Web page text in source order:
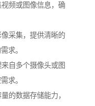
频或图像信息，确
采集，提供清晰的
求。
自多个摄像头或图
求。
的数据存储能力，